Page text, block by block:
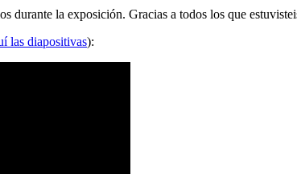
durante la exposición. Gracias a todos los que
las diapositivas):